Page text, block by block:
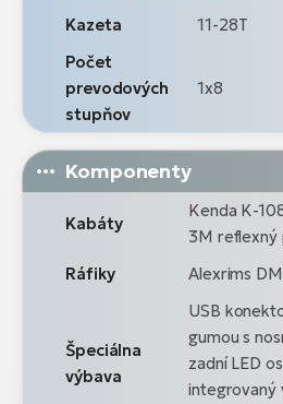
Kazeta
11-28T
Počet
prevodových
stupňov
1x8
Komponenty
Kabáty
Kenda K-
3M reflexný
Ráfiky
Alexrims
Špeciálna
výbava
USB
gumou s
zadní LED
integrovaný